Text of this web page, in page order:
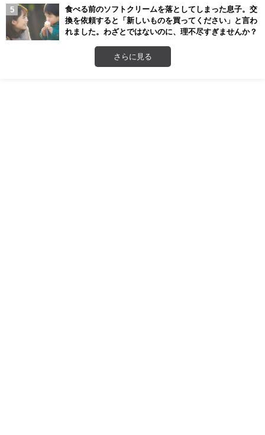
食べる前のソフトクリームを落としてしまった息子。交
換を依頼すると「新しいものを買ってください」と言わ
れました。わざとではないのに、理不尽すぎませんか？
さらに見る